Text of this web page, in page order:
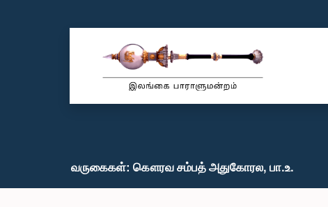
வருகைகள்: கௌரவ சம்பத் அதுகோரல, பா.உ.